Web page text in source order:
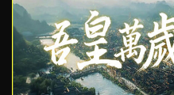
VIEW